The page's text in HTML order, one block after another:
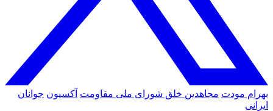
بهرام مودت مجاهدین خلق شورای ملی مقاومت آکسیون جوانان
ایرانی